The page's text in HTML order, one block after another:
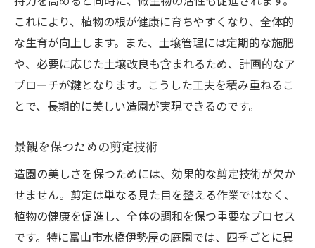
これにより、植物の根が健康に育ちやすくなり、全体的
な生育が向上します。また、土壌管理には定期的な施肥
や、必要に応じた土壌改良も含まれるため、計画的なア
プローチが鍵となります。こうした工夫を積み重ねるこ
とで、長期的に美しい造園が実現できるのです。
景観を保つための剪定技術
造園の美しさを保つためには、効果的な剪定技術が欠か
せません。剪定は単なる見た目を整える作業ではなく、
植物の健康を促進し、全体の調和を保つ重要なプロセス
です。特に富山市水橋伊勢屋の庭園では、四季ごとに異